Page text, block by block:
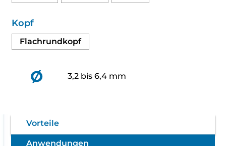
Kopf
Flachrundkopf
Ø 3,2 bis 6,4 mm
Vorteile
Anwendungen